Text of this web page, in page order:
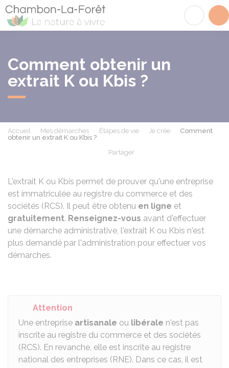
Comment obtenir un
extrait K ou Kbis ?
Accueil Mes démarches Étapes de vie Je crée
Comment
obtenir un extrait K ou Kbis ?
Partager
L'extrait K ou Kbis permet de prouver qu'une entreprise
est immatriculée au registre du commerce et des
sociétés (RCS). Il peut être obtenu en ligne et
gratuitement. Renseignez-vous avant d'effectuer
une démarche administrative, l'extrait K ou Kbis n'est
plus demandé par l'administration pour effectuer vos
démarches.
Attention
Une entreprise artisanale ou libérale n'est pas
inscrite au registre du commerce et des sociétés
(RCS). En revanche, elle est inscrite au registre
national des entreprises (RNE). Dans ce cas, il est